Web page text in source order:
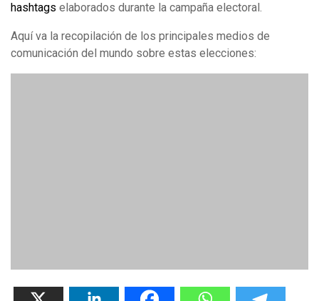
hashtags elaborados durante la campaña electoral.
Aquí va la recopilación de los principales medios de
comunicación del mundo sobre estas elecciones: